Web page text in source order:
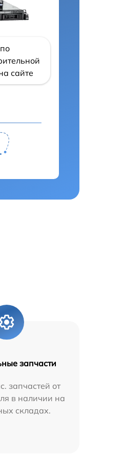
сайте
запчасти
запчастей от
в наличии на
складах.